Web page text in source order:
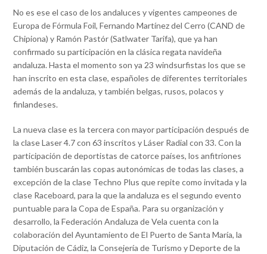
No es ese el caso de los andaluces y vigentes campeones de
Europa de Fórmula Foil, Fernando Martínez del Cerro (CAND de
Chipiona) y Ramón Pastór (Satlwater Tarifa), que ya han
confirmado su participación en la clásica regata navideña
andaluza. Hasta el momento son ya 23 windsurfistas los que se
han inscrito en esta clase, españoles de diferentes territoriales
además de la andaluza, y también belgas, rusos, polacos y
finlandeses.
La nueva clase es la tercera con mayor participación después de
la clase Laser 4.7 con 63 inscritos y Láser Radial con 33. Con la
participación de deportistas de catorce países, los anfitriones
también buscarán las copas autonómicas de todas las clases, a
excepción de la clase Techno Plus que repite como invitada y la
clase Raceboard, para la que la andaluza es el segundo evento
puntuable para la Copa de España. Para su organización y
desarrollo, la Federación Andaluza de Vela cuenta con la
colaboración del Ayuntamiento de El Puerto de Santa María, la
Diputación de Cádiz, la Consejería de Turismo y Deporte de la